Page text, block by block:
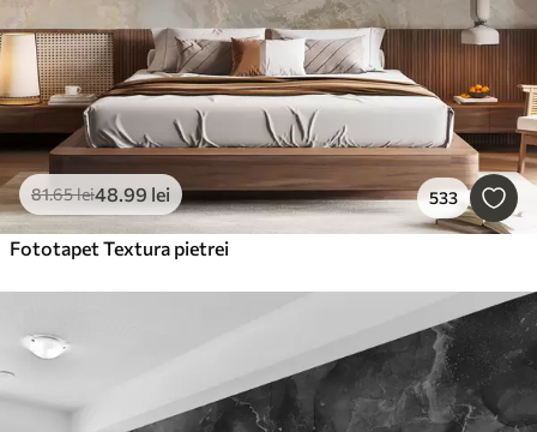
81.65lei48.99 lei 533
Fototapet Textura pietrei